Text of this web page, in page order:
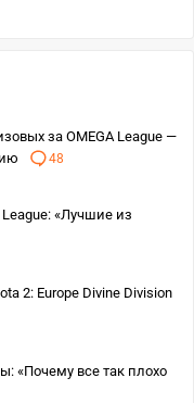
за OMEGA League —
48
«Лучшие из
2: Europe Divine Division
«Почему все так плохо